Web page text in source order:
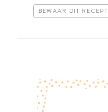
BEWAAR DIT RECEPT